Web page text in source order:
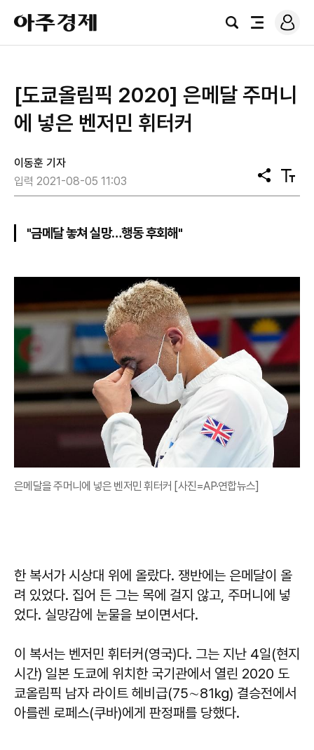
아
주
경
검
전
로
그
[도쿄올림픽 2020] ​은메달 주머니
에 넣은 벤저민 휘터커
이동훈 기자
입력 2021-08-05 11:03
공
유
텍
스
"금메달 놓쳐 실망…행동 후회해"
은메달을 주머니에 넣은 벤저민 휘터커 [사진=AP·연합뉴스]
한 복서가 시상대 위에 올랐다. 쟁반에는 은메달이 올
려 있었다. 집어 든 그는 목에 걸지 않고, 주머니에 넣
었다. 실망감에 눈물을 보이면서다.
이 복서는 벤저민 휘터커(영국)다. 그는 지난 4일(현지
시간) 일본 도쿄에 위치한 국기관에서 열린 2020 도
쿄올림픽 남자 라이트 헤비급(75∼81㎏) 결승전에서
아를렌 로페스(쿠바)에게 판정패를 당했다.